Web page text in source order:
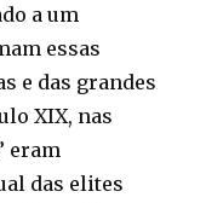
a um
essas
e das grandes
XIX, nas
eram
das elites